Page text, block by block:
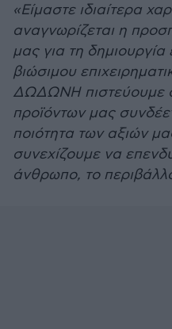
«Είμαστε ιδιαίτερα
αναγνωρίζεται η
μας για τη
βιώσιμου
ΔΩΔΩΝΗ πιστεύουμε
προϊόντων μας
ποιότητα των αξιών
συνεχίζουμε να
άνθρωπο, το